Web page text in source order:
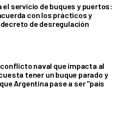
el servicio de buques y puertos:
con los prácticos y
de desregulación
naval que impacta al
tener un buque parado y
Argentina pase a ser "país